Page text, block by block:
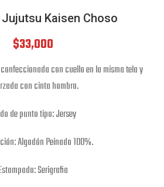
Kaisen Choso
$33,000
con cuello en la misma tela y
con cinta hombro.
de punto tipo: Jersey
Algodón Peinado 100%.
Serigrafia